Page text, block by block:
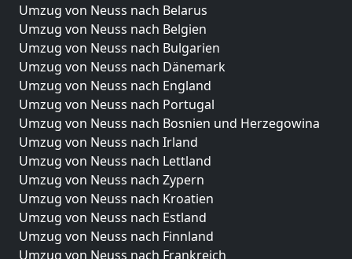
Umzug von Neuss nach Belarus
Umzug von Neuss nach Belgien
Umzug von Neuss nach Bulgarien
Umzug von Neuss nach Dänemark
Umzug von Neuss nach England
Umzug von Neuss nach Portugal
Umzug von Neuss nach Bosnien und Herzegowina
Umzug von Neuss nach Irland
Umzug von Neuss nach Lettland
Umzug von Neuss nach Zypern
Umzug von Neuss nach Kroatien
Umzug von Neuss nach Estland
Umzug von Neuss nach Finnland
Umzug von Neuss nach Frankreich